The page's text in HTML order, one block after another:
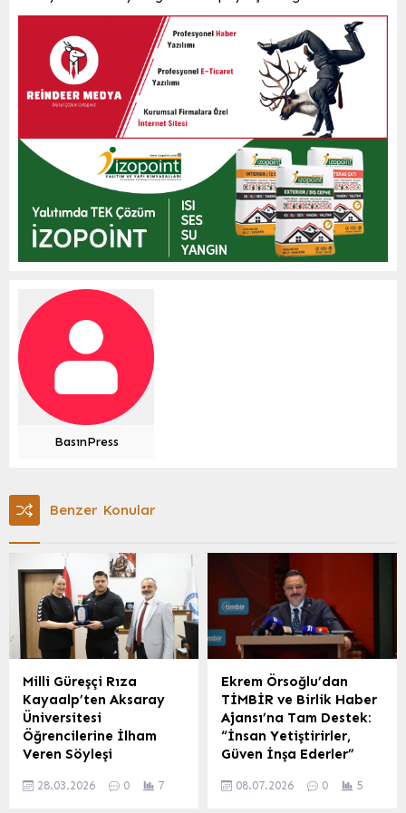
BasınPress
Benzer Konular
Milli Güreşçi Rıza
Kayaalp’ten Aksaray
Üniversitesi
Öğrencilerine İlham
Veren Söyleşi
mezunu milli güreşçi ve
28.03.2026 0 7
Ekrem Örsoğlu’dan
TİMBİR ve Birlik Haber
Ajansı’na Tam Destek:
“İnsan Yetiştirirler,
Güven İnşa Ederler”
Genel Yayın Yönetmeni
08.07.2026 0 5